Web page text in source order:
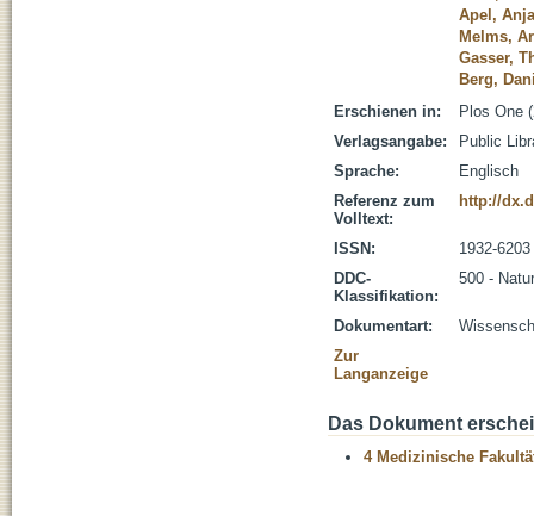
Apel, Anja
Melms,
Gasser,
Berg,
Erschienen in:
Plos One
Verlagsangabe:
Public
Sprache:
Englisch
Referenz zum
Volltext:
http://
ISSN:
1932-6203
DDC-
Klassifikation:
500 -
Dokumentart:
Zur
Langanzeige
Das Dokument
4 Medizinische